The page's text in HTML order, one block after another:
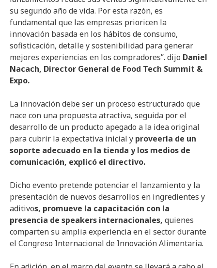
su segundo año de vida. Por esta razón, es
fundamental que las empresas prioricen la
innovación basada en los hábitos de consumo,
sofisticación, detalle y sostenibilidad para generar
mejores experiencias en los compradores”. dijo Daniel
Nacach, Director General de Food Tech Summit &
Expo.
La innovación debe ser un proceso estructurado que
nace con una propuesta atractiva, seguida por el
desarrollo de un producto apegado a la idea original
para cubrir la expectativa inicial y proveerla de un
soporte adecuado en la tienda y los medios de
comunicación, explicó el directivo.
Dicho evento pretende potenciar el lanzamiento y la
presentación de nuevos desarrollos en ingredientes y
aditivos, promueve la capacitación con la
presencia de speakers internacionales, quienes
comparten su amplia experiencia en el sector durante
el Congreso Internacional de Innovación Alimentaria.